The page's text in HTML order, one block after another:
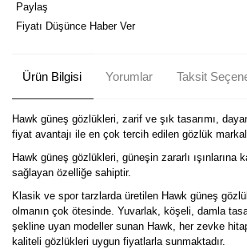
Paylaş
Fiyatı Düşünce Haber Ver
Ürün Bilgisi Yorumlar Taksit
Hawk güneş gözlükleri, zarif ve şık tasarımı,
fiyat avantajı ile en çok tercih edilen gözlük
Hawk güneş gözlükleri, güneşin zararlı ışınlarına
sağlayan özelliğe sahiptir.
Klasik ve spor tarzlarda üretilen Hawk güneş
olmanın çok ötesinde. Yuvarlak, köşeli, damla
şekline uyan modeller sunan Hawk, her zevke
kaliteli gözlükleri uygun fiyatlarla sunmaktadır.